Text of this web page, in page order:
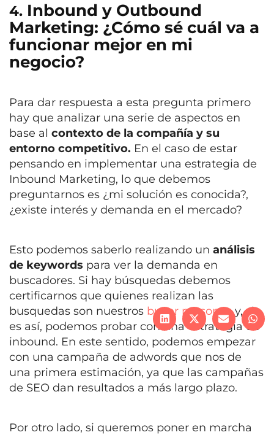
4. Inbound y Outbound
Marketing: ¿Cómo sé cuál va a
funcionar mejor en mi
negocio?
Para dar respuesta a esta pregunta primero
hay que analizar una serie de aspectos en
base al contexto de la compañía y su
entorno competitivo. En el caso de estar
pensando en implementar una estrategia de
Inbound Marketing, lo que debemos
preguntarnos es ¿mi solución es conocida?,
¿existe interés y demanda en el mercado?
Esto podemos saberlo realizando un análisis
de keywords para ver la demanda en
buscadores. Si hay búsquedas debemos
certificarnos que quienes realizan las
busquedas son nuestros buyer personasy, si
es así, podemos probar con una estrategia de
inbound. En este sentido, podemos empezar
con una campaña de adwords que nos de
una primera estimación, ya que las campañas
de SEO dan resultados a más largo plazo.
Por otro lado, si queremos poner en marcha